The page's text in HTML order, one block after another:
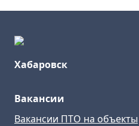
Хабаровск
Вакансии
Вакансии ПТО на объекты